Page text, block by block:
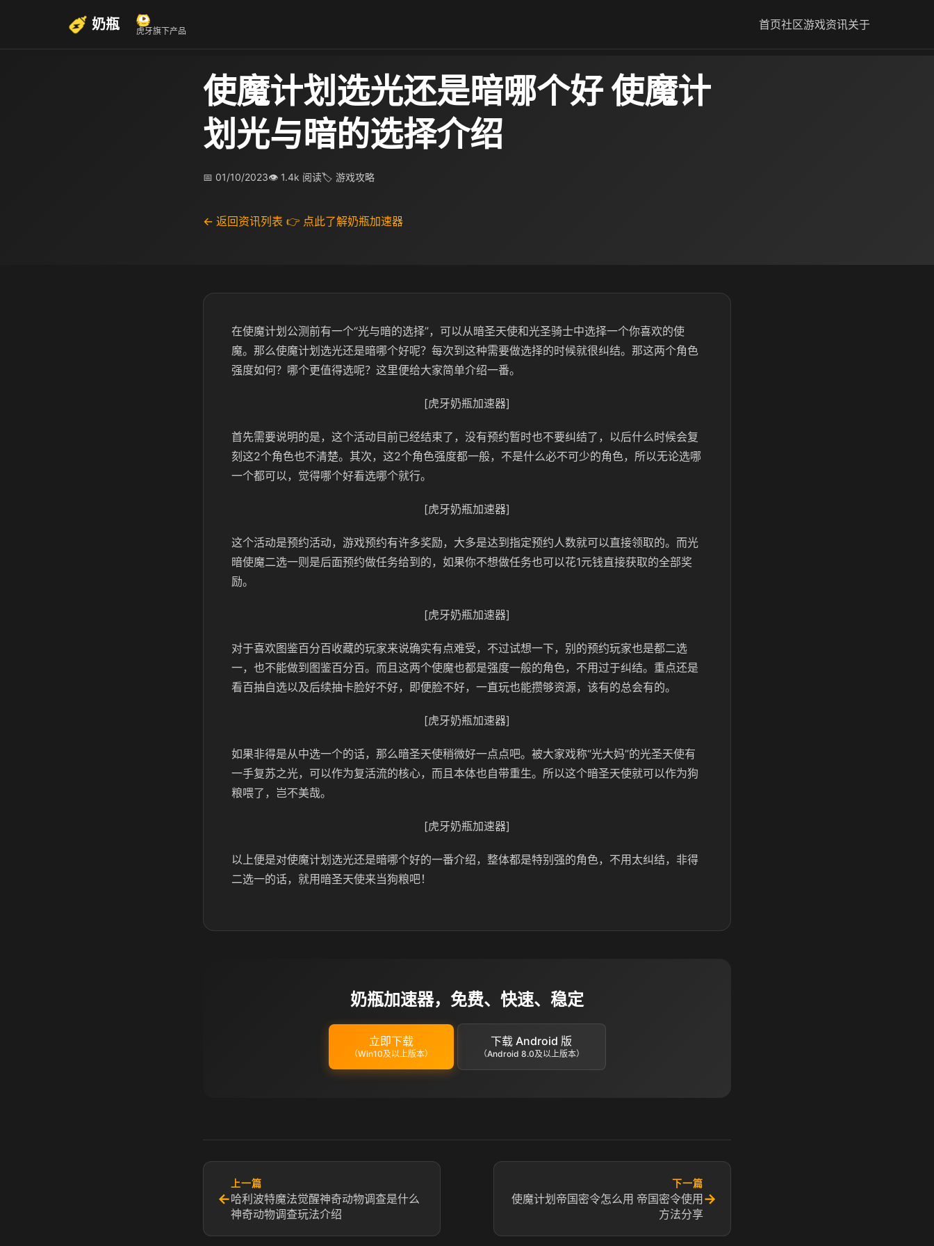
奶瓶 虎牙旗下产品 首页社区游戏资讯关于
使魔计划选光还是暗哪个好 使魔计
划光与暗的选择介绍​
📅 01/10/2023👁 1.4k 阅读🏷 游戏攻略
← 返回资讯列表 👉 点此了解奶瓶加速器
在使魔计划公测前有一个“光与暗的选择”，可以从暗圣天使和光圣骑士中选择一个你喜欢的使
魔。那么使魔计划选光还是暗哪个好呢？每次到这种需要做选择的时候就很纠结。那这两个角色
强度如何？哪个更值得选呢？这里便给大家简单介绍一番。
[虎牙奶瓶加速器]
首先需要说明的是，这个活动目前已经结束了，没有预约暂时也不要纠结了，以后什么时候会复
刻这2个角色也不清楚。其次，这2个角色强度都一般，不是什么必不可少的角色，所以无论选哪
一个都可以，觉得哪个好看选哪个就行。
[虎牙奶瓶加速器]
这个活动是预约活动，游戏预约有许多奖励，大多是达到指定预约人数就可以直接领取的。而光
暗使魔二选一则是后面预约做任务给到的，如果你不想做任务也可以花1元钱直接获取的全部奖
励。
[虎牙奶瓶加速器]
对于喜欢图鉴百分百收藏的玩家来说确实有点难受，不过试想一下，别的预约玩家也是都二选
一，也不能做到图鉴百分百。而且这两个使魔也都是强度一般的角色，不用过于纠结。重点还是
看百抽自选以及后续抽卡脸好不好，即便脸不好，一直玩也能攒够资源，该有的总会有的。
[虎牙奶瓶加速器]
如果非得是从中选一个的话，那么暗圣天使稍微好一点点吧。被大家戏称“光大妈”的光圣天使有
一手复苏之光，可以作为复活流的核心，而且本体也自带重生。所以这个暗圣天使就可以作为狗
粮喂了，岂不美哉。
[虎牙奶瓶加速器]
以上便是对使魔计划选光还是暗哪个好的一番介绍，整体都是特别强的角色，不用太纠结，非得
二选一的话，就用暗圣天使来当狗粮吧！
奶瓶加速器，免费、快速、稳定
立即下载
（Win10及以上版本）
下载 Android 版
（Android 8.0及以上版本）
←
上一篇
哈利波特魔法觉醒神奇动物调查是什么
神奇动物调查玩法介绍
下一篇
使魔计划帝国密令怎么用​ ​帝国密令使用
方法分享
→